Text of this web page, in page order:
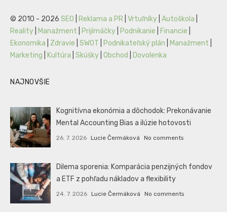
© 2010 - 2026 SEO Reklama a PR Vrtuľníky Autoškola
Reality
Manažment Prijímáčky Podnikanie Financie
Ekonomika
Zdravie SWOT Podnikateľský plán Manažment
Marketing
Kultúra Skúšky Obchod Dovolenka
NAJNOVŠIE
Kognitívna ekonómia a dôchodok: Prekonávanie
Mental Accounting Bias a ilúzie hotovosti
26. 7. 2026 Lucie Čermáková No comments
Dilema sporenia: Komparácia penzijných fondov
a ETF z pohľadu nákladov a flexibility
24. 7. 2026 Lucie Čermáková No comments